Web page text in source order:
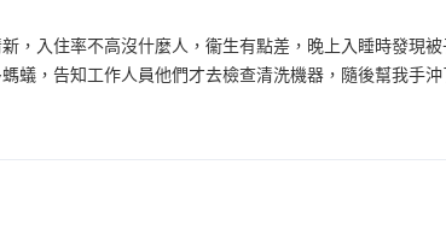
，入住率不高沒什麼人，衞生有點差，晚上入睡時發現
蟻，告知工作人員他們才去檢查清洗機器，隨後幫我手